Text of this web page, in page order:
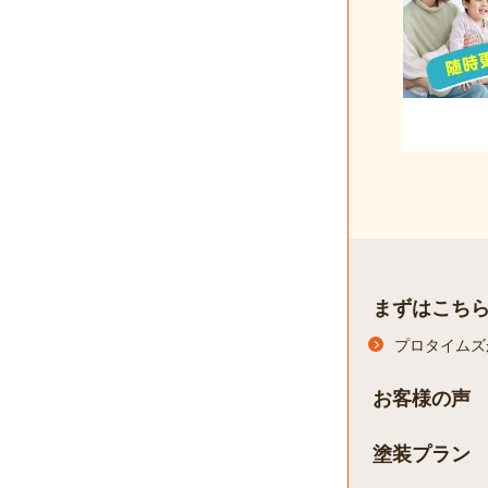
まずはこち
プロタイム
お客様の声
塗装プラン